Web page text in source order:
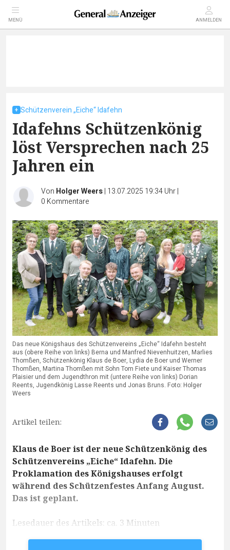
MENÜ ANMELDEN
Schützenverein „Eiche“ Idafehn
Idafehns Schützenkönig
löst Versprechen nach 25
Jahren ein
Von Holger Weers| 13.07.2025 19:34 Uhr|
0 Kommentare
Das neue Königshaus des Schützenvereins „Eiche“ Idafehn besteht
aus (obere Reihe von links) Berna und Manfred Nievenhuitzen, Marlies
Thomßen, Schützenkönig Klaus de Boer, Lydia de Boer und Werner
Thomßen, Martina Thomßen mit Sohn Tom Fiete und Kaiser Thomas
Plaisier und dem Jugendthron mit (untere Reihe von links) Dorian
Reents, Jugendkönig Lasse Reents und Jonas Bruns. Foto: Holger
Weers
Artikel teilen:
Klaus de Boer ist der neue Schützenkönig des
Schützenvereins „Eiche“ Idafehn. Die
Proklamation des Königshauses erfolgt
während des Schützenfestes Anfang August.
Das ist geplant.
Lesedauer des Artikels: ca. 3 Minuten